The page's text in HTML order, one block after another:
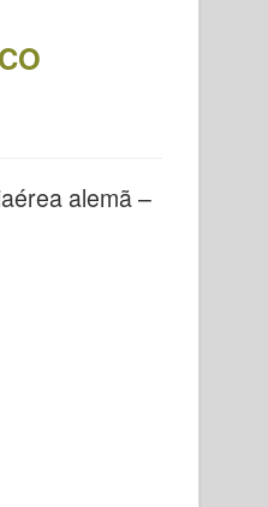
alemã –